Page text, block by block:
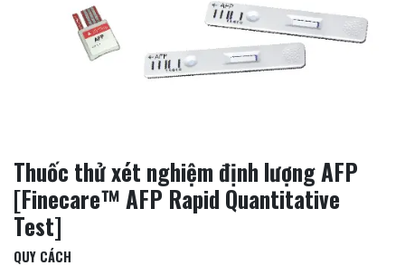
Thuốc thử xét nghiệm định lượng AFP
[Finecare™ AFP Rapid Quantitative
Test]
QUY CÁCH